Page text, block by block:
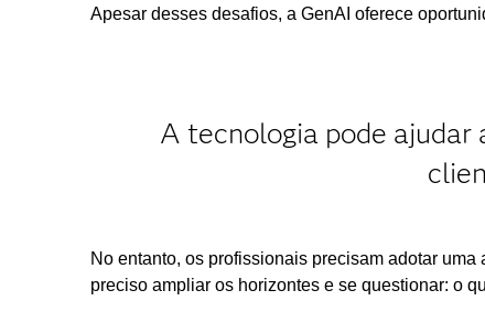
Apesar desses desafios, a GenAI oferece
A tecnologia pode ajudar
No entanto, os profissionais precisam adotar
preciso ampliar os horizontes e se questionar: o